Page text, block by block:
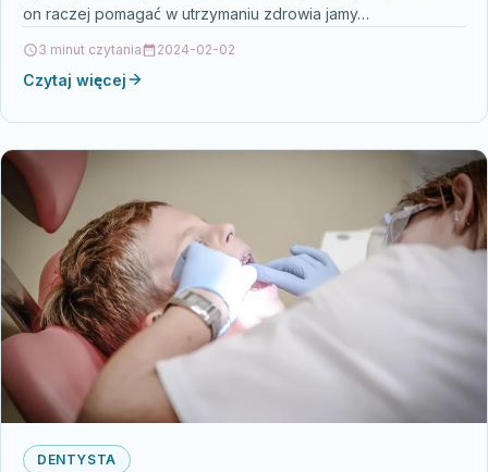
on raczej pomagać w utrzymaniu zdrowia jamy…
3 minut czytania 2024-02-02
Czytaj więcej
DENTYSTA